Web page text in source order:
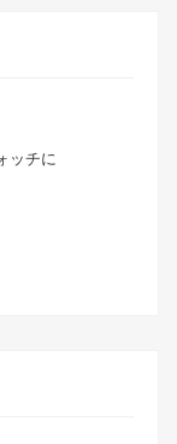
ッチに